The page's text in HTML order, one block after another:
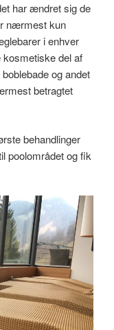
har ændret sig de
nærmest kun
i enhver
kosmetiske del af
og andet
betragtet
behandlinger
poolområdet og fik